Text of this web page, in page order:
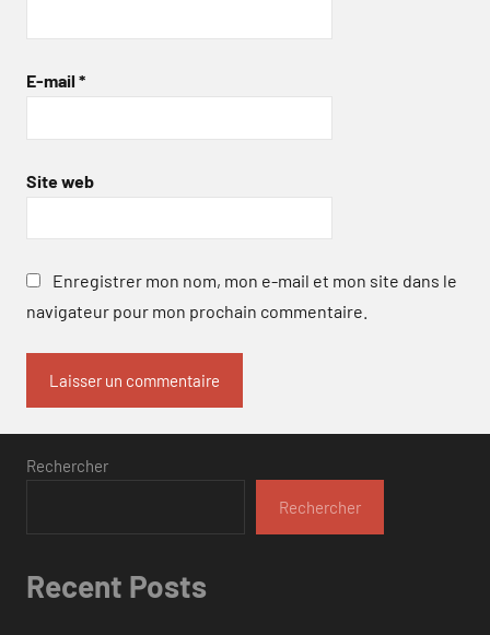
E-mail *
Site web
Enregistrer mon nom, mon e-mail et mon site dans le
navigateur pour mon prochain commentaire.
Rechercher
Rechercher
Recent Posts